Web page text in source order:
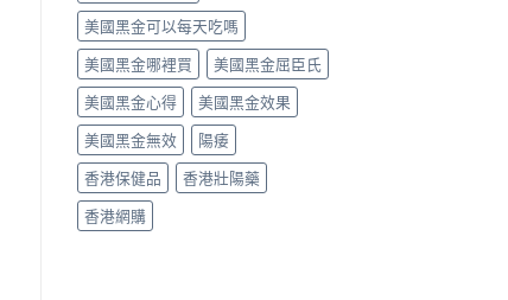
美國黑金可以每天吃嗎
美國黑金哪裡買
美國黑金屈臣氏
美國黑金心得
美國黑金效果
美國黑金無效
陽痿
香港保健品
香港壯陽藥
香港網購